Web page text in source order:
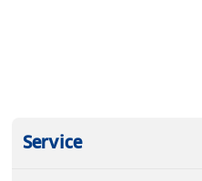
Service